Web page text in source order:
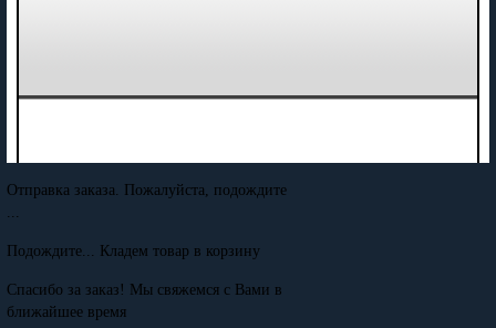
Отправка заказа. Пожалуйста, подождите
...
Подождите... Кладем товар в корзину
Спасибо за заказ! Мы свяжемся с Вами в
ближайшее время